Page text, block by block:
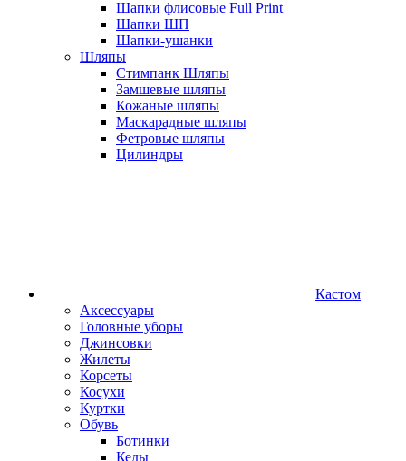
Шапки флисовые Full Print
Шапки ШП
Шапки-ушанки
Шляпы
Стимпанк Шляпы
Замшевые шляпы
Кожаные шляпы
Маскарадные шляпы
Фетровые шляпы
Цилиндры
Кастом
Аксессуары
Головные уборы
Джинсовки
Жилеты
Корсеты
Косухи
Куртки
Обувь
Ботинки
Кеды